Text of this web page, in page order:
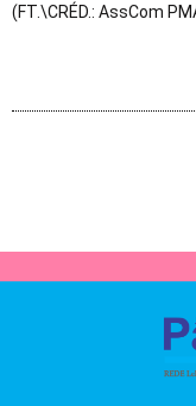
(FT.\CRÉD.: AssCom